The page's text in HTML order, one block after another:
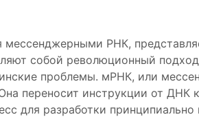
мессенджерными РНК,
собой революционный
проблемы. мРНК, или
переносит инструкции от
для разработки